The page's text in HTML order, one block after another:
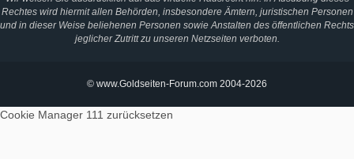
Rechtes wird hiermit allen Behörden, insbesondere Ämtern, juristischen Personen
und in dieser Weise beliehenen Personen sowie Anstalten des öffentlichen Rechts
jeglicher Zutritt zu unseren Netzseiten verboten.
© www.Goldseiten-Forum.com 2004-2026
Cookie Manager 111 zurücksetzen